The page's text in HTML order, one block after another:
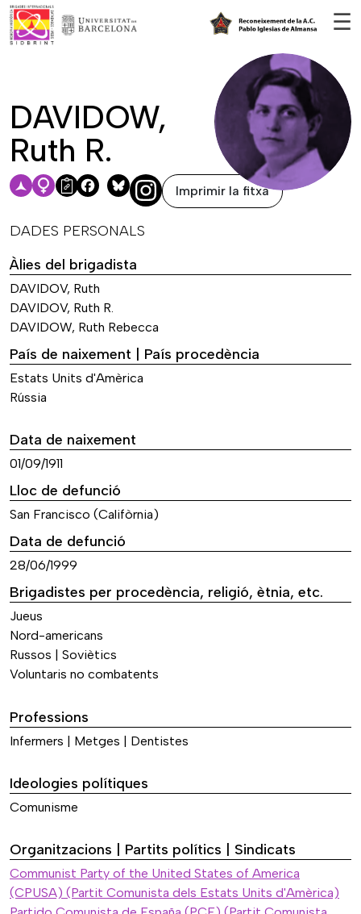
☰
DAVIDOW,
Ruth R.
Facebook
Bluesky Imprimir la fitxa
DADES PERSONALS
Àlies del brigadista
DAVIDOV, Ruth
DAVIDOV, Ruth R.
DAVIDOW, Ruth Rebecca
País de naixement | País procedència
Estats Units d'Amèrica
Rússia
Data de naixement
01/09/1911
Lloc de defunció
San Francisco (Califòrnia)
Data de defunció
28/06/1999
Brigadistes per procedència, religió, ètnia, etc.
Jueus
Nord-americans
Russos | Soviètics
Voluntaris no combatents
Professions
Infermers | Metges | Dentistes
Ideologies polítiques
Comunisme
Organitzacions | Partits polítics | Sindicats
Communist Party of the United States of America
(CPUSA) (Partit Comunista dels Estats Units d'Amèrica)